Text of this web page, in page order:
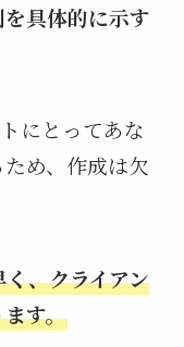
具体的に示す
にとってあな
め、作成は欠
、クライアン
す。